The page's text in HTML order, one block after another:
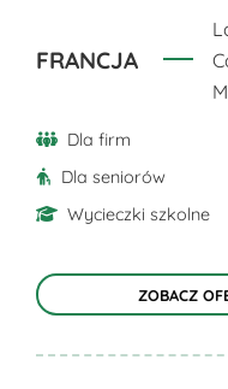
produktu
FRANCJA
Dla firm
Dla seniorów
Wycieczki szkolne
ZOBACZ